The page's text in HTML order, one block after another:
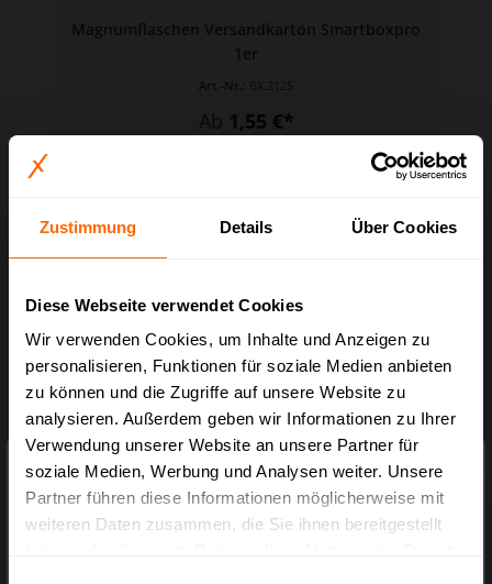
Zustimmung Details Über Cookies
Diese Webseite verwendet Cookies
Wir verwenden Cookies, um Inhalte und Anzeigen zu
personalisieren, Funktionen für soziale Medien anbieten
zu können und die Zugriffe auf unsere Website zu
analysieren. Außerdem geben wir Informationen zu Ihrer
Verwendung unserer Website an unsere Partner für
soziale Medien, Werbung und Analysen weiter. Unsere
Partner führen diese Informationen möglicherweise mit
weiteren Daten zusammen, die Sie ihnen bereitgestellt
Magnumflaschen Versandkarton Smartboxpro
1er
Art.-Nr.:
Ab 1,55 €*
6er Flaschenkarton mit DHL-Zertifikat (PTZ)
305 x 212 x 368 mm
Privatkunden können Preise mit MwSt. (brutto) und Geschäftskunden Preise
ohne MwSt. (netto) angezeigt werden.